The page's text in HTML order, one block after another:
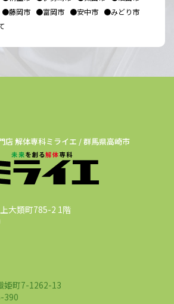
●藤岡市 ●富岡市 ●安中市 ●みどり市
店 解体専科ミライエ / 群馬県高崎市
大類町785-2 1階
姫町7-1262-13
390